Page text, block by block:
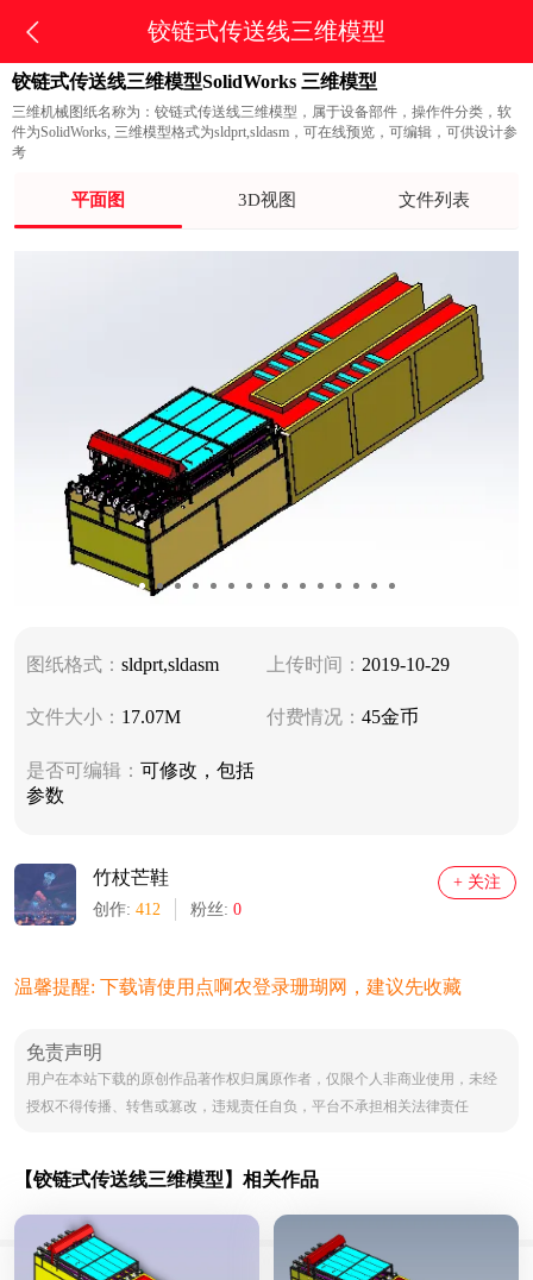
铰链式传送线三维模型
铰链式传送线三维模型SolidWorks 三维模型
三维机械图纸名称为：铰链式传送线三维模型，属于设备部件，操作件分类，软
件为SolidWorks, 三维模型格式为sldprt,sldasm，可在线预览，可编辑，可供设计参
考
平面图 3D视图 文件列表
图纸格式： sldprt,sldasm 上传时间： 2019-10-29
文件大小： 17.07M 付费情况： 45金币
是否可编辑： 可修改，包括
参数
竹杖芒鞋
创作: 412 粉丝: 0
+ 关注
温馨提醒: 下载请使用点啊农登录珊瑚网，建议先收藏
免责声明
用户在本站下载的原创作品著作权归属原作者，仅限个人非商业使用，未经
授权不得传播、转售或篡改，违规责任自负，平台不承担相关法律责任
【铰链式传送线三维模型】相关作品